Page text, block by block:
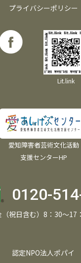
プライバシーポリシー
Lit.link
愛知障害者芸術文化活動
支援センターHP
0120-
（祝日含む）8：30～17
認定NPO法人ポパイ